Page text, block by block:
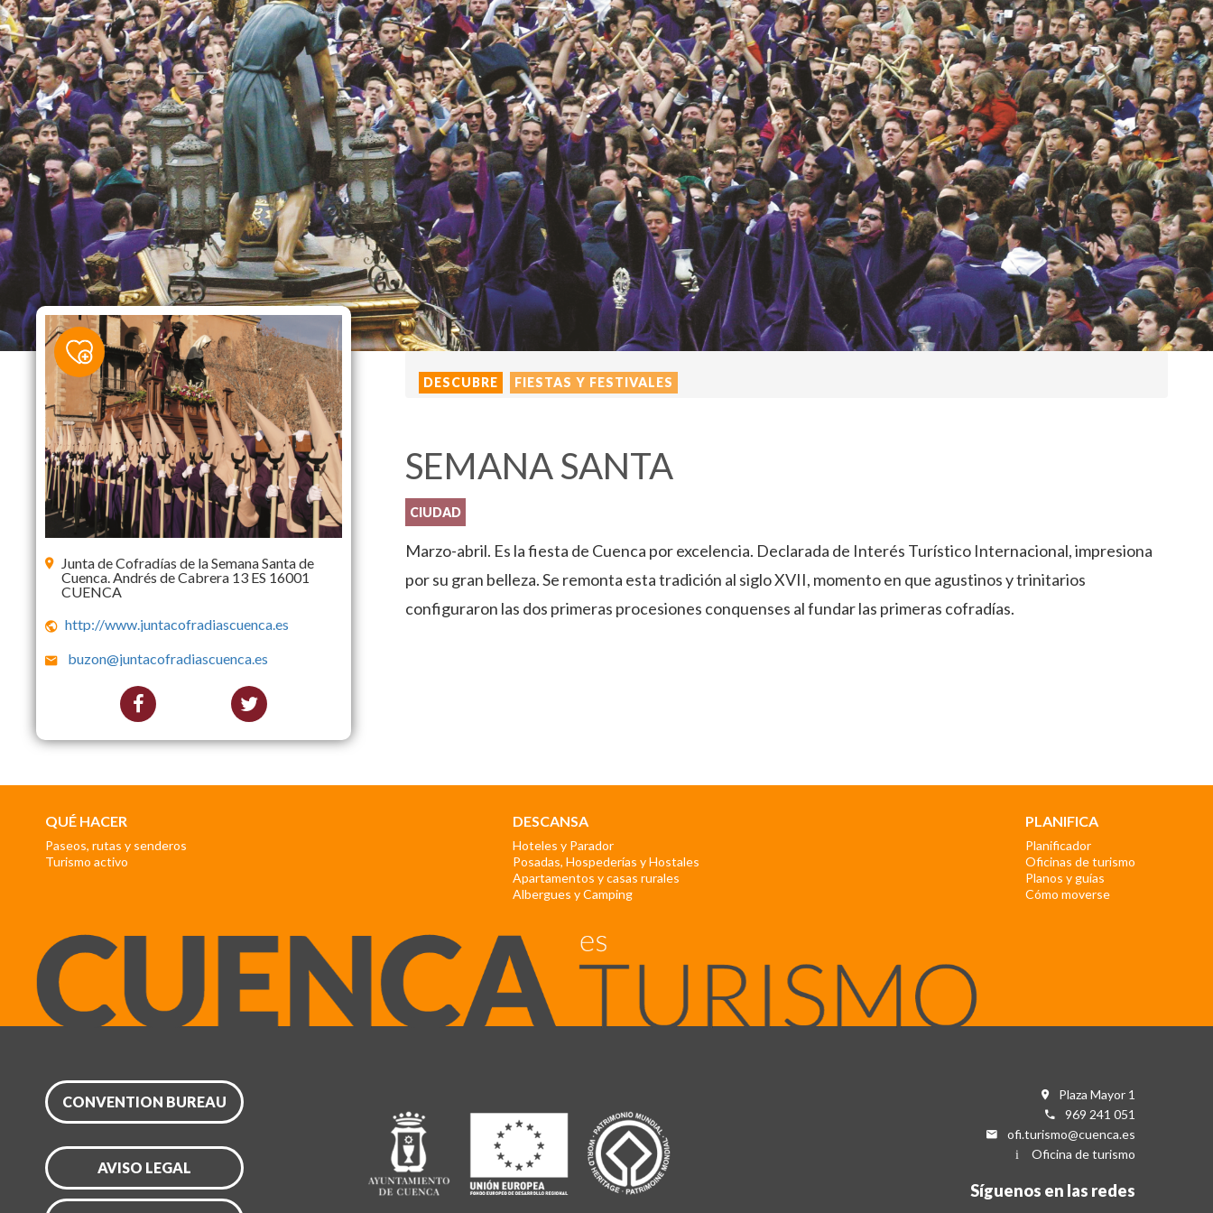
Junta de Cofradías de la Semana Santa de
Cuenca. Andrés de Cabrera 13 ES 16001
CUENCA
http://www.juntacofradiascuenca.es
buzon@juntacofradiascuenca.es
DESCUBRE FIESTAS Y FESTIVALES
SEMANA SANTA
CIUDAD
Marzo-abril. Es la fiesta de Cuenca por excelencia. Declarada de Interés Turístico Internacional, impresiona
por su gran belleza. Se remonta esta tradición al siglo XVII, momento en que agustinos y trinitarios
configuraron las dos primeras procesiones conquenses al fundar las primeras cofradías.
QUÉ HACER
Paseos, rutas y senderos
Turismo activo
DESCANSA
Hoteles y Parador
Posadas, Hospederías y Hostales
Apartamentos y casas rurales
Albergues y Camping
PLANIFICA
Planificador
Oficinas de turismo
Planos y guías
Cómo moverse
CONVENTION BUREAU
AVISO LEGAL
Plaza Mayor 1
969 241 051
ofi.turismo@cuenca.es
Oficina de turismo
Síguenos en las redes